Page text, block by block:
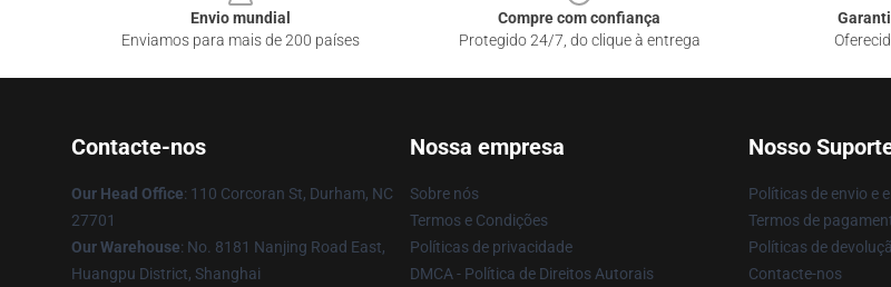
Envio mundial
Enviamos para mais de 200 países
Compre com confiança
Protegido 24/7, do clique à entrega
Contacte-nos
Our Head Office: 110 Corcoran St, Durham, NC
27701
Our Warehouse: No. 8181 Nanjing Road East,
Huangpu District, Shanghai
Nossa empresa
Sobre nós
Termos e Condições
Políticas de privacidade
DMCA - Política de Direitos Autorais
Nosso
Políticas de envio e
Termos de
Políticas de
Contacte-nos